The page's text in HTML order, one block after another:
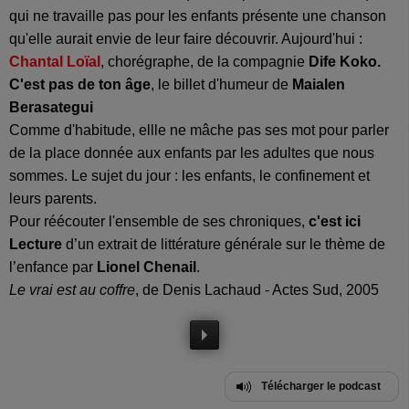
qui ne travaille pas pour les enfants présente une chanson
qu'elle aurait envie de leur faire découvrir. Aujourd'hui :
Chantal Loïal , chorégraphe, de la compagnie Dife Koko.
C'est pas de ton âge, le billet d'humeur de Maialen
Berasategui
Comme d'habitude, ellle ne mâche pas ses mot pour parler
de la place donnée aux enfants par les adultes que nous
sommes. Le sujet du jour : les enfants, le confinement et
leurs parents.
Pour réécouter l'ensemble de ses chroniques, c'est ici
Lecture d’un extrait de littérature générale sur le thème de
l’enfance par Lionel Chenail .
Le vrai est au coffre, de Denis Lachaud - Actes Sud, 2005
Télécharger le podcast